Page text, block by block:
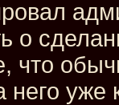
о
что
уже